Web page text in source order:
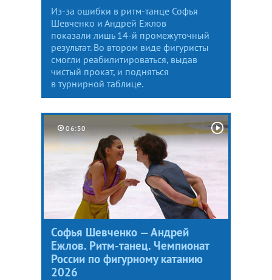
Из-за ошибки в ритм-танце Софья
Шевченко и Андрей Ежлов
показали лишь 14-й промежуточный
результат. Во втором виде фигуристы
смогли реабилитироваться, выдав
чистый прокат, и подняться
в турнирной таблице.
06:50
Софья Шевченко — Андрей
Ежлов. Ритм-танец. Чемпионат
России по фигурному катанию
2026